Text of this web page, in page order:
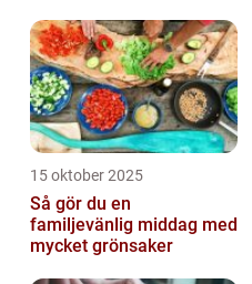
15 oktober 2025
Så gör du en
familjevänlig middag med
mycket grönsaker